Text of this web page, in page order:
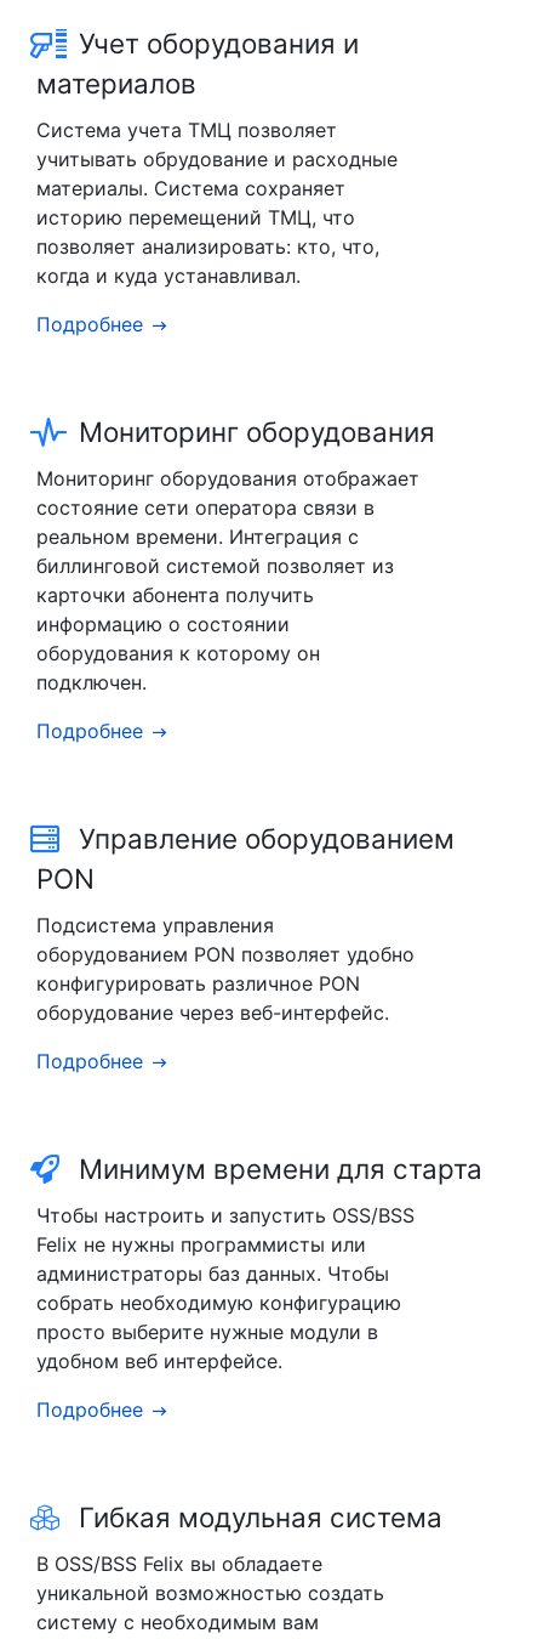
Учет оборудования и
материалов
Система учета ТМЦ позволяет
учитывать обрудование и расходные
материалы. Система сохраняет
историю перемещений ТМЦ, что
позволяет анализировать: кто, что,
когда и куда устанавливал.
Подробнее
Мониторинг оборудования
Мониторинг оборудования отображает
состояние сети оператора связи в
реальном времени. Интеграция с
биллинговой системой позволяет из
карточки абонента получить
информацию о состоянии
оборудования к которому он
подключен.
Подробнее
Управление оборудованием
PON
Подсистема управления
оборудованием PON позволяет удобно
конфигурировать различное PON
оборудование через веб-интерфейс.
Подробнее
Минимум времени для старта
Чтобы настроить и запустить OSS/BSS
Felix не нужны программисты или
администраторы баз данных. Чтобы
собрать необходимую конфигурацию
просто выберите нужные модули в
удобном веб интерфейсе.
Подробнее
Гибкая модульная система
В OSS/BSS Felix вы обладаете
уникальной возможностью создать
систему с необходимым вам